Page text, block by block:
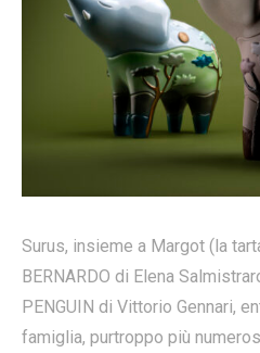
Surus, insieme a Margot (la
BERNARDO di Elena
PENGUIN di Vittorio Gennari,
famiglia, purtroppo più